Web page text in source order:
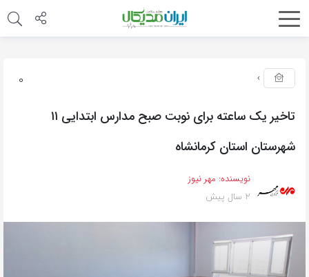
0
تاخیر یک ساعته برای نوبت صبح مدارس ابتدایی ۱۱
شهرستان استان کرمانشاه
نویسنده: مهر نیوز
2 سال پیش